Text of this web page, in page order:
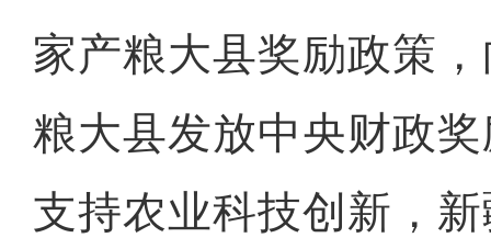
家产粮大县奖励政策
粮大县发放中央财政
支持农业科技创新，